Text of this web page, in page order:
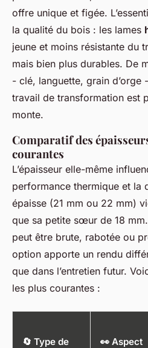
offre unique et figée.
la qualité du bois : les lames
jeune et moins résistante du
mais bien plus durables. De
- clé, languette, grain d’orge
travail de transformation est
monte.
Comparatif des
courantes
L’épaisseur elle-même
performance thermique et la
épaisse (21 mm ou 22 mm)
que sa petite sœur de 18
peut être brute, rabotée ou
option apporte un rendu
que dans l’entretien futur.
les plus courantes :
🔄 Type de
👀 Aspect